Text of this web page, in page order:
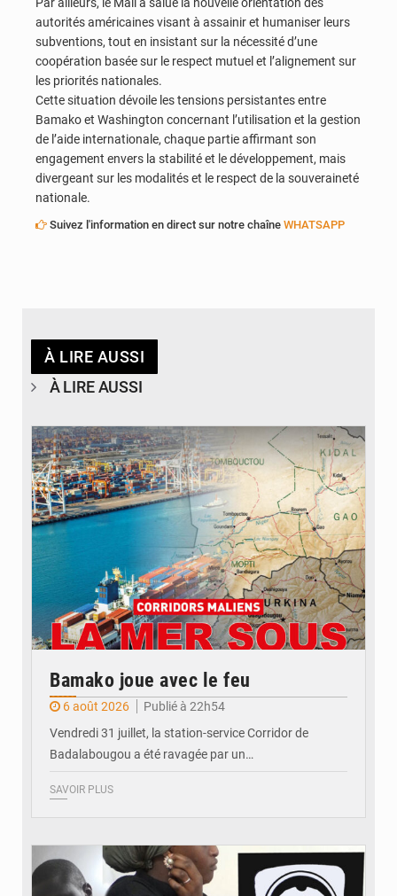
autorités américaines visant à assainir et humaniser leurs
subventions, tout en insistant sur la nécessité d’une
coopération basée sur le respect mutuel et l’alignement sur
les priorités nationales.
Cette situation dévoile les tensions persistantes entre
Bamako et Washington concernant l’utilisation et la gestion
de l’aide internationale, chaque partie affirmant son
engagement envers la stabilité et le développement, mais
divergeant sur les modalités et le respect de la souveraineté
nationale.
Suivez l'information en direct sur notre chaîne WHATSAPP
À LIRE AUSSI
À LIRE AUSSI
© JDM
Bamako joue avec le feu
6 août 2026
Publié à 22h54
Vendredi 31 juillet, la station-service Corridor de
Badalabougou a été ravagée par un…
SAVOIR PLUS